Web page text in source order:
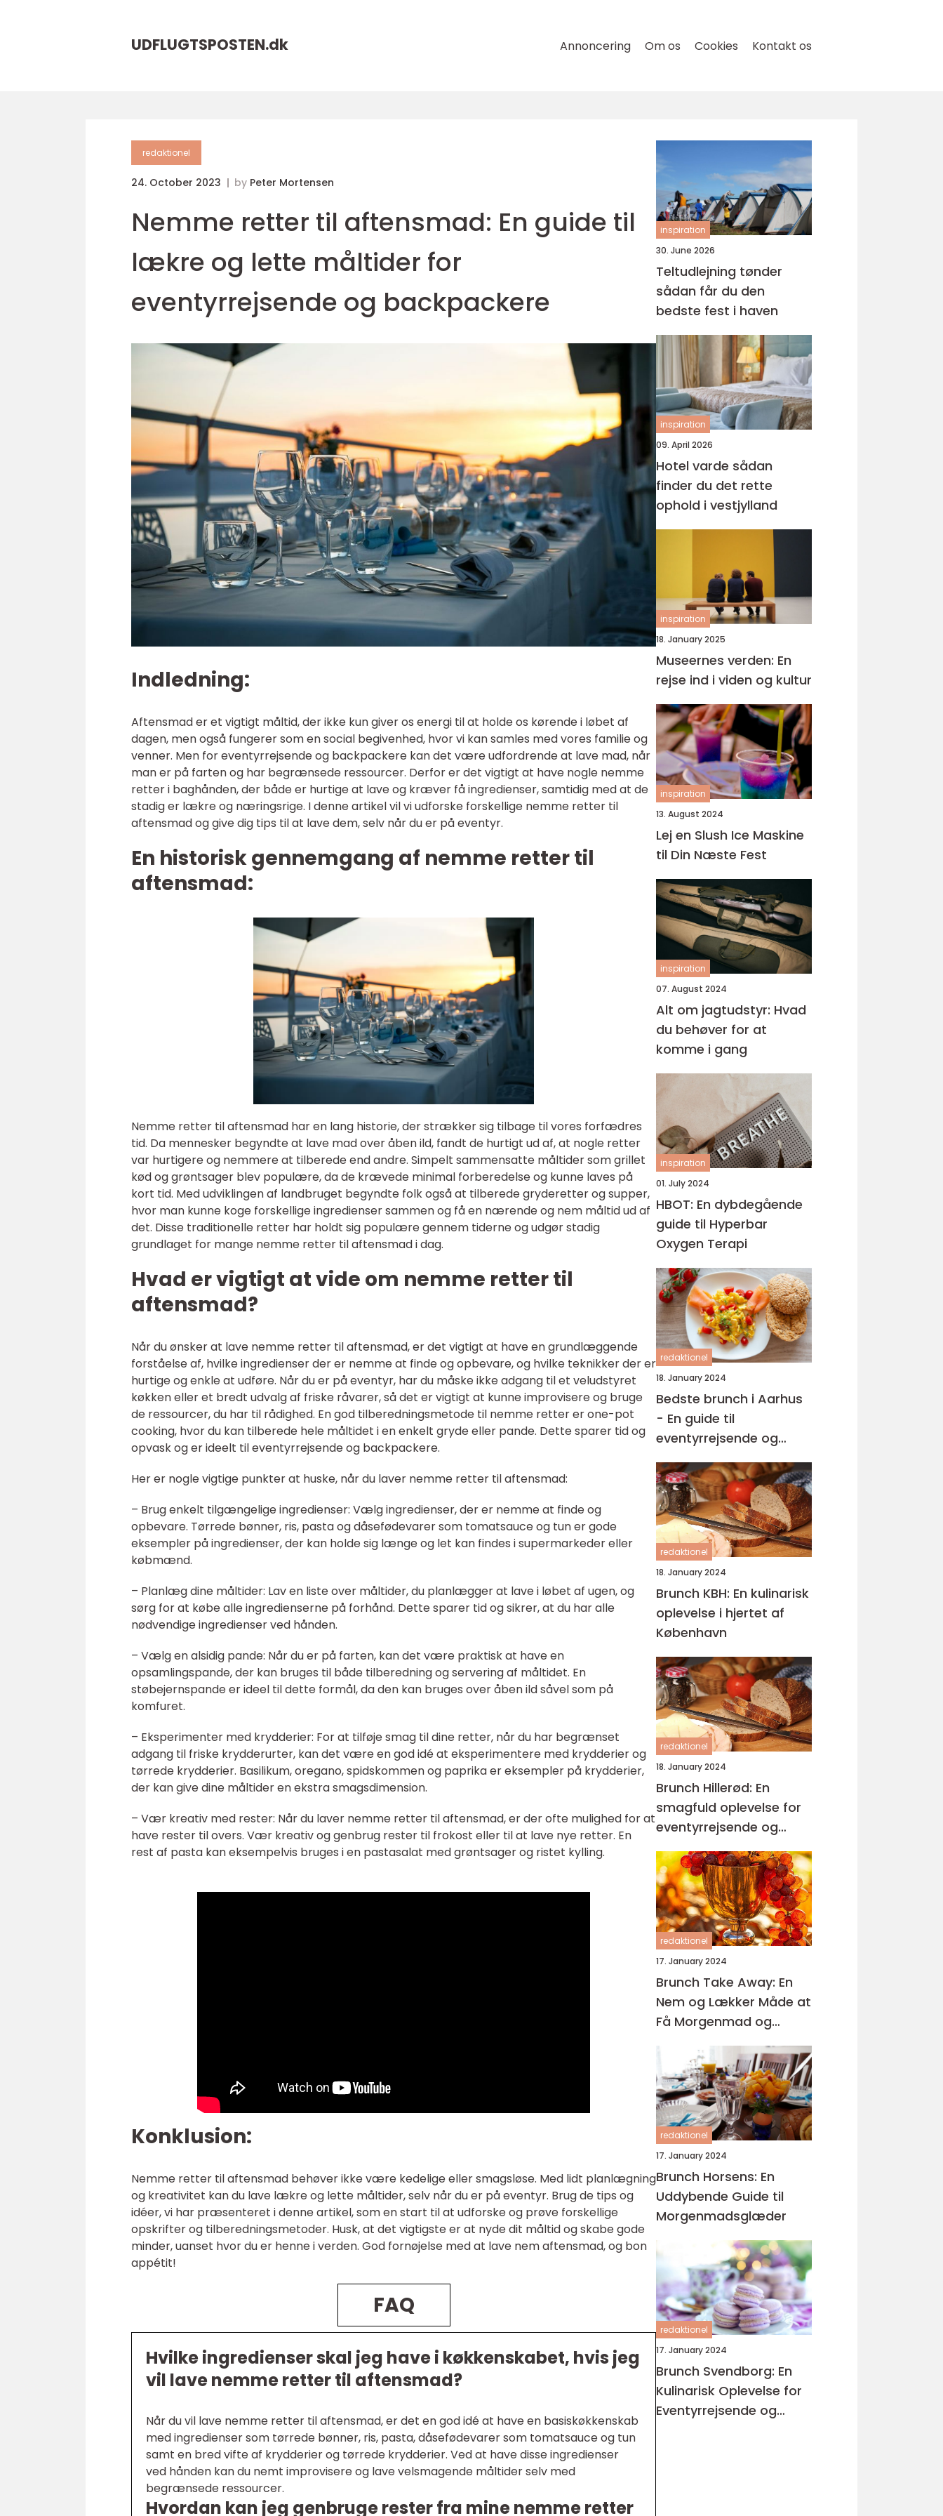
UDFLUGTSPOSTEN.dk Annoncering Om os Cookies Kontakt os
redaktionel
24. October 2023 by Peter Mortensen
Nemme retter til aftensmad: En guide til
lækre og lette måltider for
eventyrrejsende og backpackere
Indledning:
Aftensmad er et vigtigt måltid, der ikke kun giver os energi til at holde os kørende i løbet af
dagen, men også fungerer som en social begivenhed, hvor vi kan samles med vores familie og
venner. Men for eventyrrejsende og backpackere kan det være udfordrende at lave mad, når
man er på farten og har begrænsede ressourcer. Derfor er det vigtigt at have nogle nemme
retter i baghånden, der både er hurtige at lave og kræver få ingredienser, samtidig med at de
stadig er lækre og næringsrige. I denne artikel vil vi udforske forskellige nemme retter til
aftensmad og give dig tips til at lave dem, selv når du er på eventyr.
En historisk gennemgang af nemme retter til
aftensmad:
Nemme retter til aftensmad har en lang historie, der strækker sig tilbage til vores forfædres
tid. Da mennesker begyndte at lave mad over åben ild, fandt de hurtigt ud af, at nogle retter
var hurtigere og nemmere at tilberede end andre. Simpelt sammensatte måltider som grillet
kød og grøntsager blev populære, da de krævede minimal forberedelse og kunne laves på
kort tid. Med udviklingen af landbruget begyndte folk også at tilberede gryderetter og supper,
hvor man kunne koge forskellige ingredienser sammen og få en nærende og nem måltid ud af
det. Disse traditionelle retter har holdt sig populære gennem tiderne og udgør stadig
grundlaget for mange nemme retter til aftensmad i dag.
Hvad er vigtigt at vide om nemme retter til
aftensmad?
Når du ønsker at lave nemme retter til aftensmad, er det vigtigt at have en grundlæggende
forståelse af, hvilke ingredienser der er nemme at finde og opbevare, og hvilke teknikker der er
hurtige og enkle at udføre. Når du er på eventyr, har du måske ikke adgang til et veludstyret
køkken eller et bredt udvalg af friske råvarer, så det er vigtigt at kunne improvisere og bruge
de ressourcer, du har til rådighed. En god tilberedningsmetode til nemme retter er one-pot
cooking, hvor du kan tilberede hele måltidet i en enkelt gryde eller pande. Dette sparer tid og
opvask og er ideelt til eventyrrejsende og backpackere.
Her er nogle vigtige punkter at huske, når du laver nemme retter til aftensmad:
– Brug enkelt tilgængelige ingredienser: Vælg ingredienser, der er nemme at finde og
opbevare. Tørrede bønner, ris, pasta og dåsefødevarer som tomatsauce og tun er gode
eksempler på ingredienser, der kan holde sig længe og let kan findes i supermarkeder eller
købmænd.
– Planlæg dine måltider: Lav en liste over måltider, du planlægger at lave i løbet af ugen, og
sørg for at købe alle ingredienserne på forhånd. Dette sparer tid og sikrer, at du har alle
nødvendige ingredienser ved hånden.
– Vælg en alsidig pande: Når du er på farten, kan det være praktisk at have en
opsamlingspande, der kan bruges til både tilberedning og servering af måltidet. En
støbejernspande er ideel til dette formål, da den kan bruges over åben ild såvel som på
komfuret.
– Eksperimenter med krydderier: For at tilføje smag til dine retter, når du har begrænset
adgang til friske krydderurter, kan det være en god idé at eksperimentere med krydderier og
tørrede krydderier. Basilikum, oregano, spidskommen og paprika er eksempler på krydderier,
der kan give dine måltider en ekstra smagsdimension.
– Vær kreativ med rester: Når du laver nemme retter til aftensmad, er der ofte mulighed for at
have rester til overs. Vær kreativ og genbrug rester til frokost eller til at lave nye retter. En
rest af pasta kan eksempelvis bruges i en pastasalat med grøntsager og ristet kylling.
Konklusion:
Nemme retter til aftensmad behøver ikke være kedelige eller smagsløse. Med lidt planlægning
og kreativitet kan du lave lækre og lette måltider, selv når du er på eventyr. Brug de tips og
idéer, vi har præsenteret i denne artikel, som en start til at udforske og prøve forskellige
opskrifter og tilberedningsmetoder. Husk, at det vigtigste er at nyde dit måltid og skabe gode
minder, uanset hvor du er henne i verden. God fornøjelse med at lave nem aftensmad, og bon
appétit!
FAQ
Hvilke ingredienser skal jeg have i køkkenskabet, hvis jeg
vil lave nemme retter til aftensmad?
Når du vil lave nemme retter til aftensmad, er det en god idé at have en basiskøkkenskab
med ingredienser som tørrede bønner, ris, pasta, dåsefødevarer som tomatsauce og tun
samt en bred vifte af krydderier og tørrede krydderier. Ved at have disse ingredienser
ved hånden kan du nemt improvisere og lave velsmagende måltider selv med
begrænsede ressourcer.
Hvordan kan jeg genbruge rester fra mine nemme retter
inspiration
30. June 2026
Teltudlejning tønder
sådan får du den
bedste fest i haven
inspiration
09. April 2026
Hotel varde sådan
finder du det rette
ophold i vestjylland
inspiration
18. January 2025
Museernes verden: En
rejse ind i viden og kultur
inspiration
13. August 2024
Lej en Slush Ice Maskine
til Din Næste Fest
inspiration
07. August 2024
Alt om jagtudstyr: Hvad
du behøver for at
komme i gang
inspiration
01. July 2024
HBOT: En dybdegående
guide til Hyperbar
Oxygen Terapi
redaktionel
18. January 2024
Bedste brunch i Aarhus
- En guide til
eventyrrejsende og
backpackere
redaktionel
18. January 2024
Brunch KBH: En kulinarisk
oplevelse i hjertet af
København
redaktionel
18. January 2024
Brunch Hillerød: En
smagfuld oplevelse for
eventyrrejsende og
backpackere
redaktionel
17. January 2024
Brunch Take Away: En
Nem og Lækker Måde at
Få Morgenmad og
Frokost på Farten
redaktionel
17. January 2024
Brunch Horsens: En
Uddybende Guide til
Morgenmadsglæder
redaktionel
17. January 2024
Brunch Svendborg: En
Kulinarisk Oplevelse for
Eventyrrejsende og